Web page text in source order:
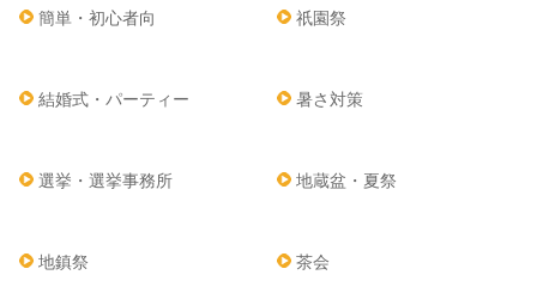
簡単・初心者向 祇園祭
結婚式・パーティー 暑さ対策
選挙・選挙事務所 地蔵盆・夏祭
地鎮祭 茶会